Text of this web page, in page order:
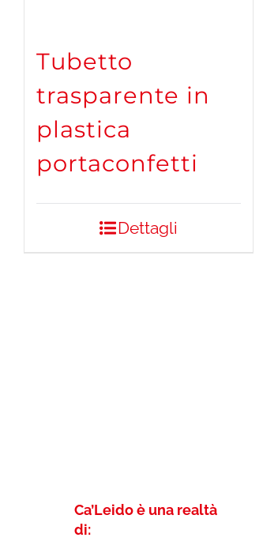
Tubetto
trasparente in
plastica
portaconfetti
Dettagli
Ca’Leido è una realtà
di: